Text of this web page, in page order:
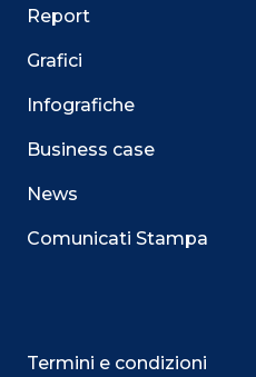
Report
Grafici
Infografiche
Business case
News
Comunicati Stampa
Termini e condizioni